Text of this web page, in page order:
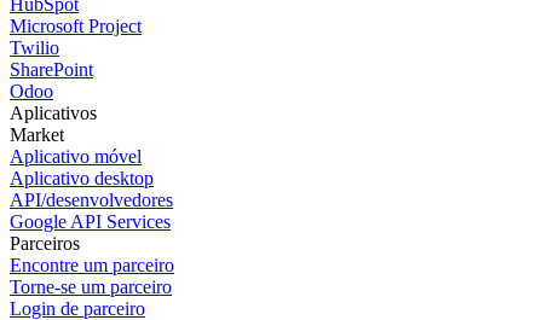
Microsoft Project
Twilio
SharePoint
Odoo
Aplicativos
Market
Aplicativo móvel
Aplicativo desktop
API/desenvolvedores
Google API Services
Parceiros
Encontre um parceiro
Torne-se um parceiro
Login de parceiro